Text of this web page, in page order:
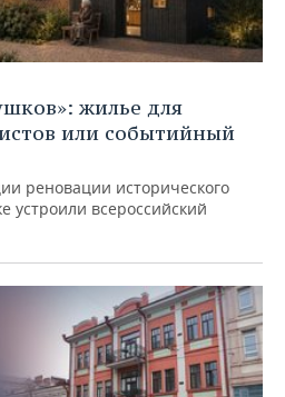
жилье для
или событийный
реновации исторического
устроили всероссийский